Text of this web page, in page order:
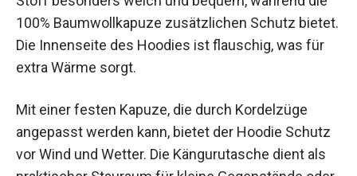
während die 100% Baumwollkapuze zusätzlichen
Schutz bietet. Die Innenseite des Hoodies ist
flauschig, was für extra Wärme sorgt.
angepasst werden kann, bietet der Hoodie
Schutz vor Wind und Wetter. Die Kängurutasche
dient als praktischer Stauraum für kleine